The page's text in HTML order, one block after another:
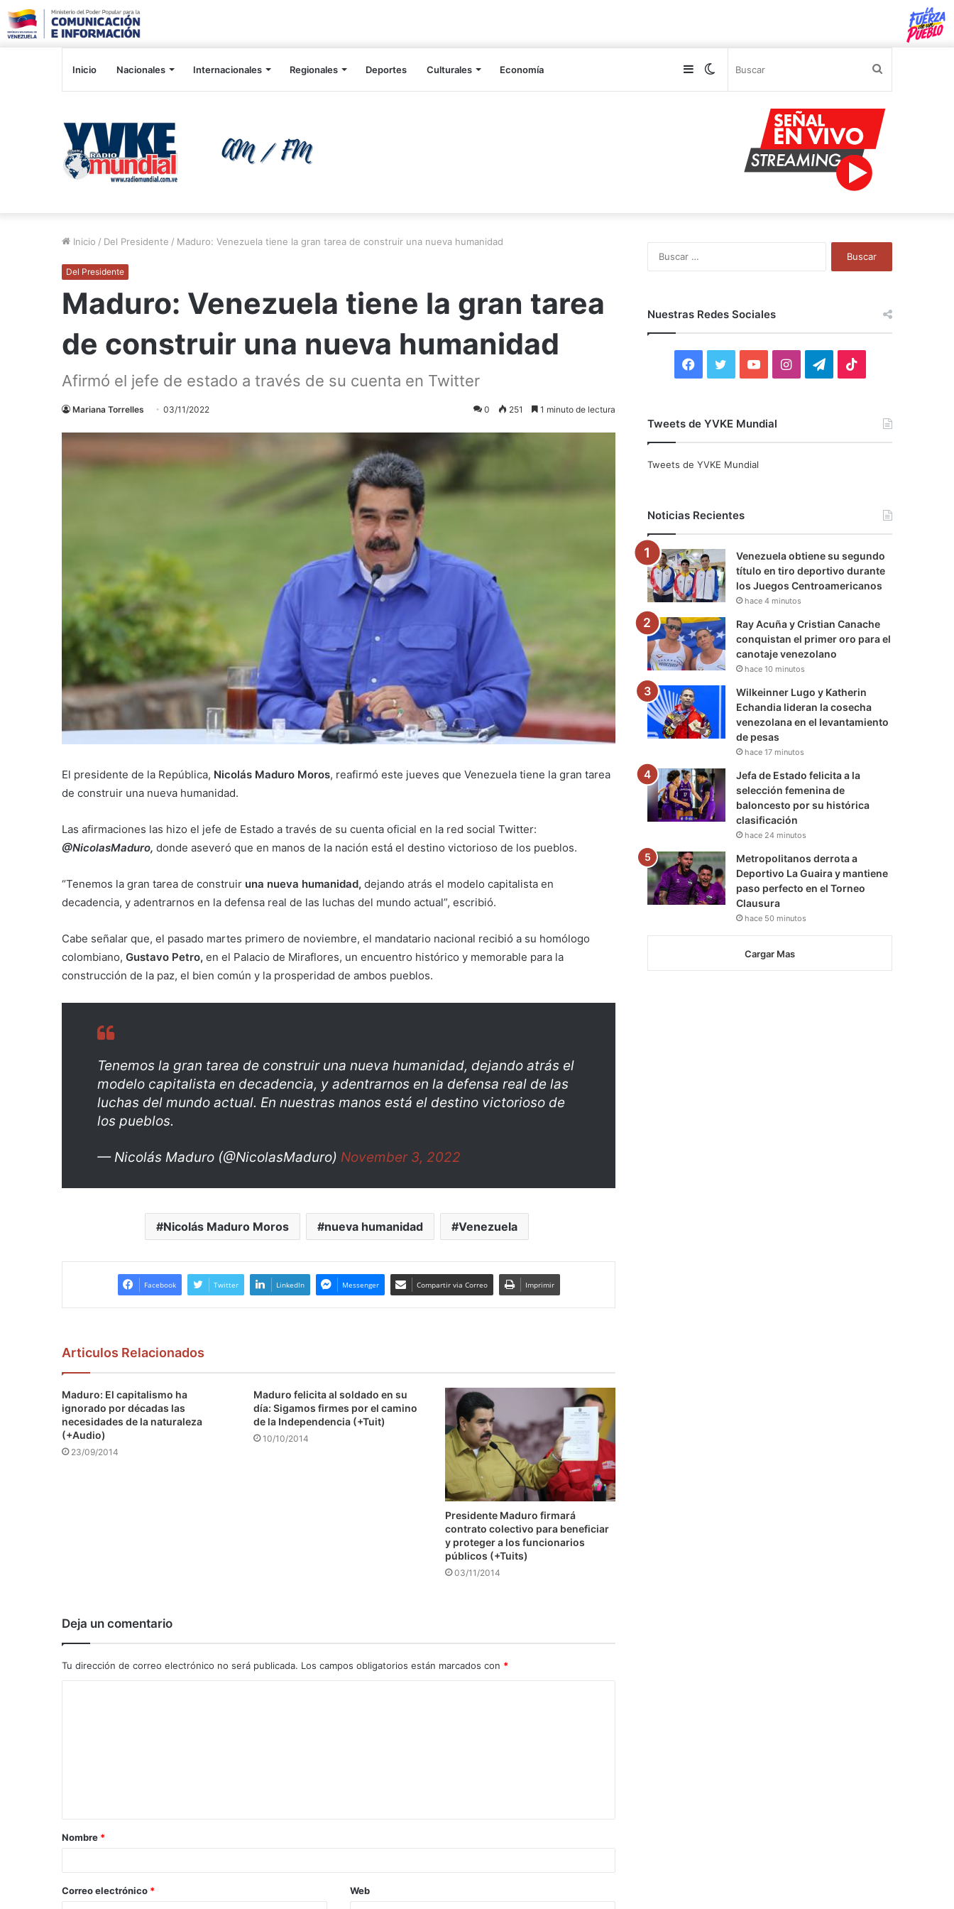
Inicio Nacionales Internacionales Regionales Deportes Culturales Economía Switch
Sidebar
Inicio / Del Presidente / Maduro: Venezuela tiene la gran tarea de construir una nueva humanidad
Del Presidente
Maduro: Venezuela tiene la gran tarea
de construir una nueva humanidad
Afirmó el jefe de estado a través de su cuenta en Twitter
Mariana Torrelles 03/11/2022 0 251 1 minuto de lectura
El presidente de la República, Nicolás Maduro Moros, reafirmó este jueves que Venezuela tiene la gran tarea
de construir una nueva humanidad.
Las afirmaciones las hizo el jefe de Estado a través de su cuenta oficial en la red social Twitter:
@NicolasMaduro, donde aseveró que en manos de la nación está el destino victorioso de los pueblos.
“Tenemos la gran tarea de construir una nueva humanidad, dejando atrás el modelo capitalista en
decadencia, y adentrarnos en la defensa real de las luchas del mundo actual”, escribió.
Cabe señalar que, el pasado martes primero de noviembre, el mandatario nacional recibió a su homólogo
colombiano, Gustavo Petro, en el Palacio de Miraflores, un encuentro histórico y memorable para la
construcción de la paz, el bien común y la prosperidad de ambos pueblos.
Tenemos la gran tarea de construir una nueva humanidad, dejando atrás el
modelo capitalista en decadencia, y adentrarnos en la defensa real de las
luchas del mundo actual. En nuestras manos está el destino victorioso de
los pueblos.
— Nicolás Maduro (@NicolasMaduro) November 3, 2022
Nicolás Maduro Moros nueva humanidad Venezuela
Facebook Twitter LinkedIn Messenger Compartir via Correo Imprimir
Articulos Relacionados
Maduro: El capitalismo ha
ignorado por décadas las
necesidades de la naturaleza
(+Audio)
23/09/2014
Maduro felicita al soldado en su
día: Sigamos firmes por el camino
de la Independencia (+Tuit)
10/10/2014
Presidente Maduro firmará
contrato colectivo para beneficiar
y proteger a los funcionarios
públicos (+Tuits)
03/11/2014
Deja un comentario
Tu dirección de correo electrónico no será publicada. Los campos obligatorios están marcados con *
a
r
*
Nombre *
Correo electrónico * Web
Nuestras Redes Sociales
F
c
o
k
i
r
Y
u
e
I
r
a
m
T
a
m
Tweets de YVKE Mundial
Tweets de YVKE Mundial
Noticias Recientes
Venezuela obtiene su segundo
título en tiro deportivo durante
los Juegos Centroamericanos
hace 4 minutos
Ray Acuña y Cristian Canache
conquistan el primer oro para el
canotaje venezolano
hace 10 minutos
Wilkeinner Lugo y Katherin
Echandia lideran la cosecha
venezolana en el levantamiento
de pesas
hace 17 minutos
Jefa de Estado felicita a la
selección femenina de
baloncesto por su histórica
clasificación
hace 24 minutos
Metropolitanos derrota a
Deportivo La Guaira y mantiene
paso perfecto en el Torneo
Clausura
hace 50 minutos
Cargar Mas